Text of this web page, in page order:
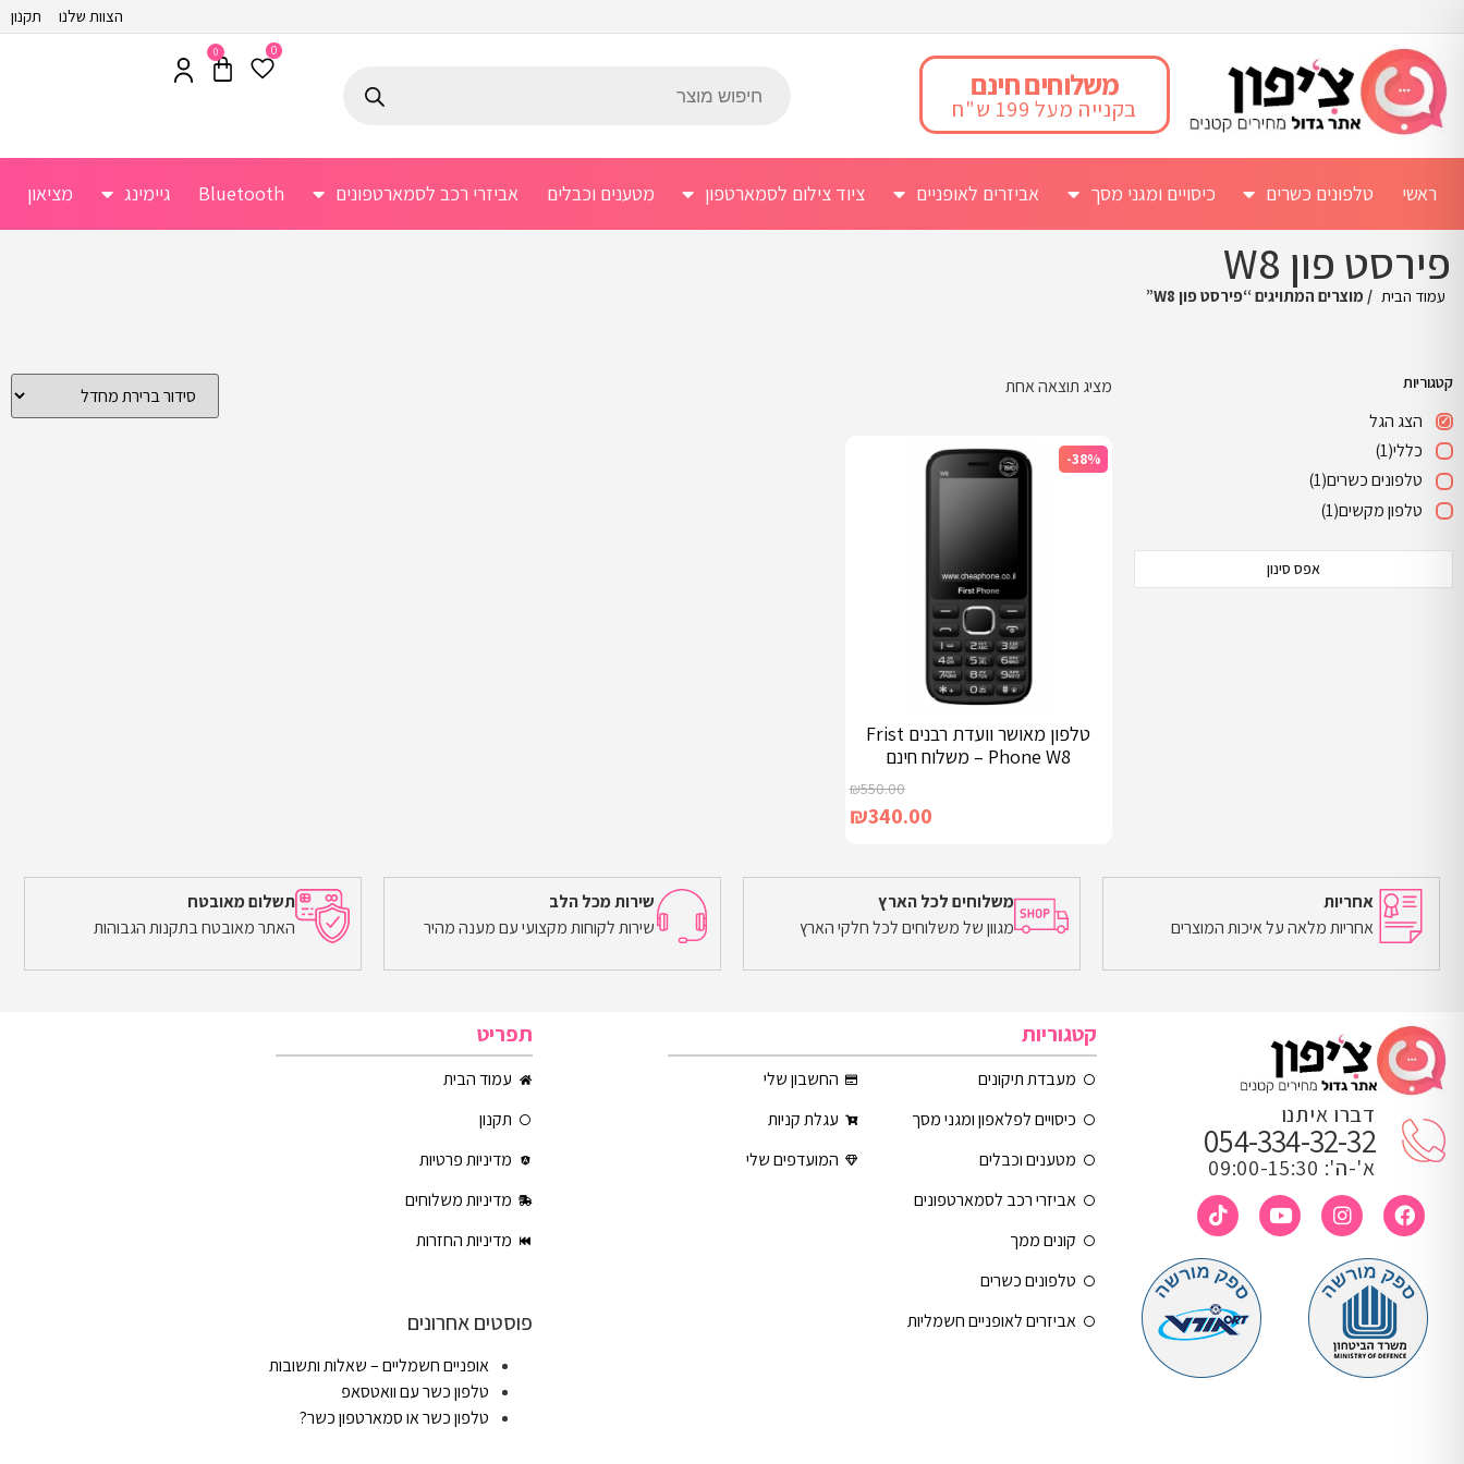
הצוות שלנו תקנון
משלוחים חינם
בקנייה מעל 199 ש"ח
0
0
ראשי טלפונים כשרים כיסויים ומגני מסך אביזרים לאופניים ציוד צילום לסמארטפון מטענים וכבלים אביזרי רכב לסמארטפונים Bluetooth גיימינג מציאון
פירסט פון W8
עמוד הבית / מוצרים המתויגים “פירסט פון W8”
קטגוריות
הצג הגל
כללי(1)
טלפונים כשרים(1)
טלפון מקשים(1)
אפס סינון
מציג תוצאה אחת
-38%
טלפון מאושר וועדת רבנים Frist
Phone W8 – משלוח חינם
₪550.00
₪340.00
הוספה לסל
אחריות
אחריות מלאה על איכות המוצרים
משלוחים לכל הארץ
מגוון של משלוחים לכל חלקי הארץ
שירות מכל הלב
שירות לקוחות מקצועי עם מענה מהיר
תשלום מאובטח
האתר מאובטח בתקנות הגבוהות
דברו איתנו
054-334-32-32
א'-ה': 09:00-15:30
קטגוריות
מעבדת תיקונים
כיסויים לפלאפון ומגני מסך
מטענים וכבלים
אביזרי רכב לסמארטפונים
קונים ממך
טלפונים כשרים
אביזרים לאופניים חשמליות
החשבון שלי
עגלת קניות
המועדפים שלי
תפריט
עמוד הבית
תקנון
מדיניות פרטיות
מדיניות משלוחים
מדיניות החזרות
פוסטים אחרונים
אופניים חשמליים – שאלות ותשובות
טלפון כשר עם וואטסאפ
טלפון כשר או סמארטפון כשר?